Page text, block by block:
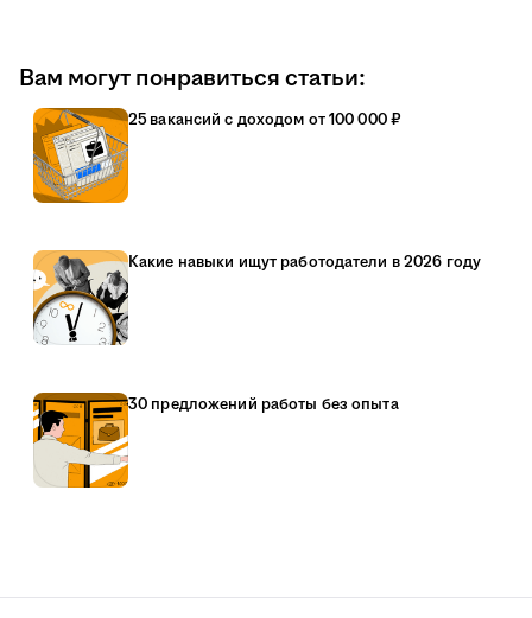
Вам могут понравиться статьи:
25 вакансий с доходом от 100 000 ₽
Какие навыки ищут работодатели в 2026 году
30 предложений работы без опыта